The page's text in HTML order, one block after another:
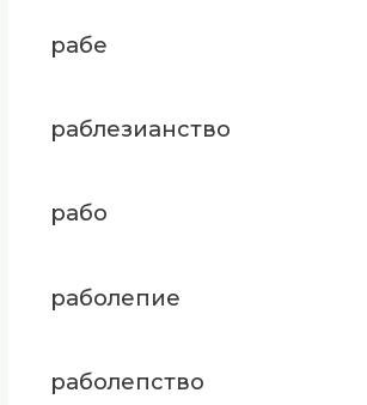
рабе
раблезианство
рабо
раболепие
раболепство